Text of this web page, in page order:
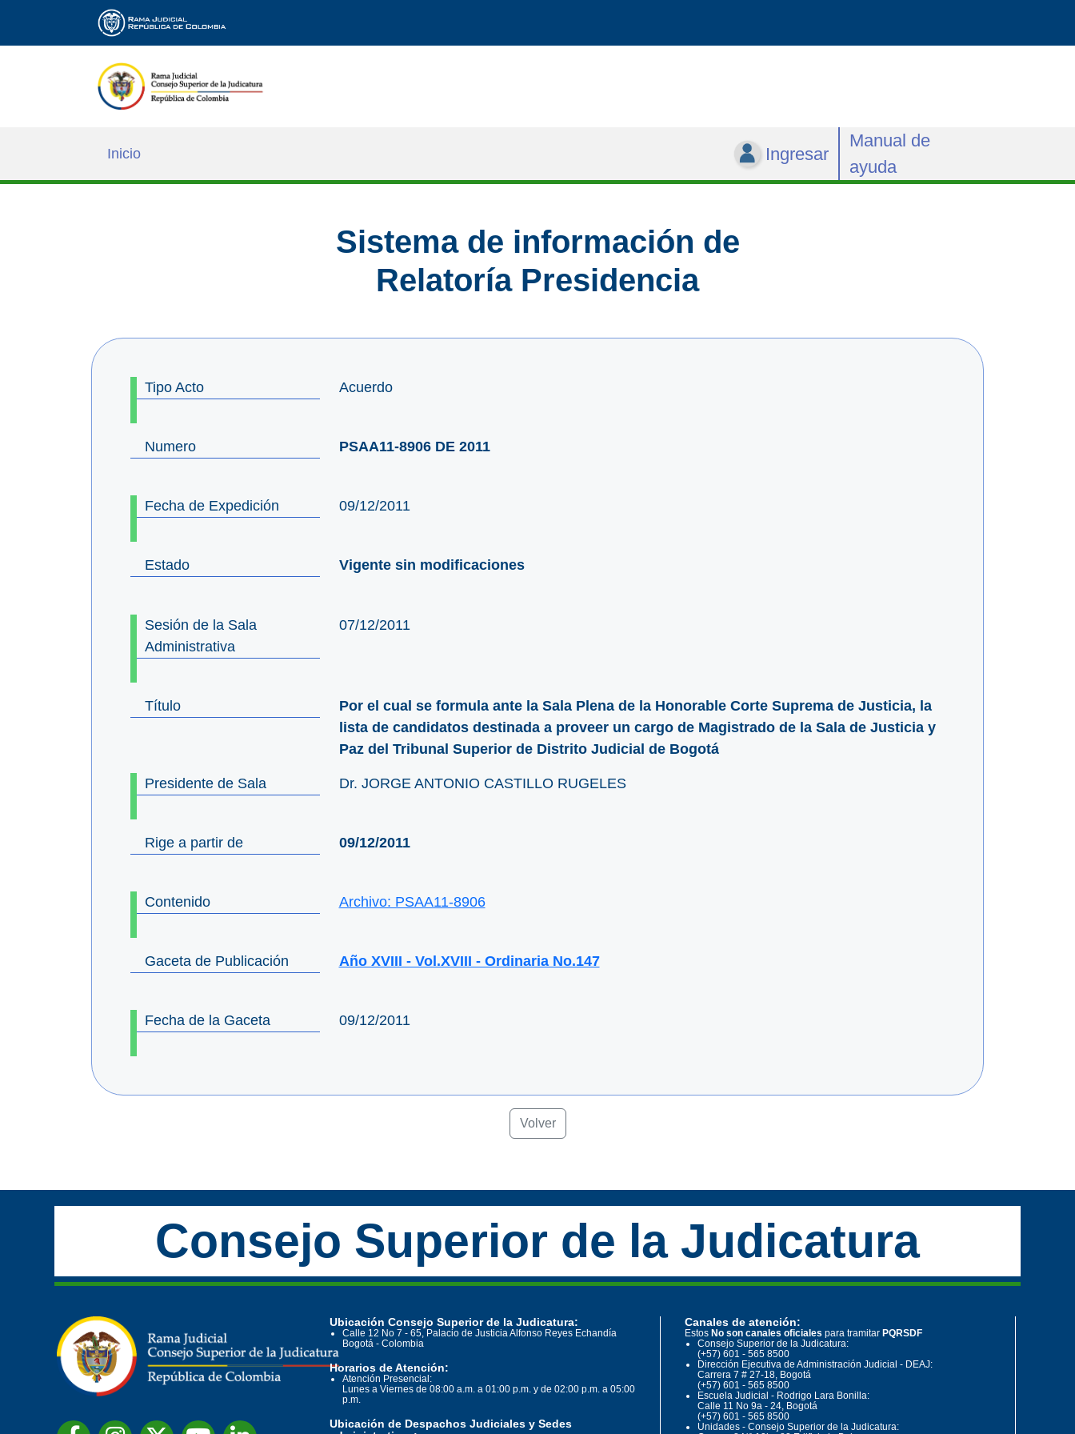
Inicio Ingresar
Manual de
ayuda
Sistema de información de
Relatoría Presidencia
Tipo Acto Acuerdo
Numero PSAA11-8906 DE 2011
Fecha de Expedición 09/12/2011
Estado Vigente sin modificaciones
Sesión de la Sala
Administrativa
07/12/2011
Título
Por el cual se formula ante la Sala Plena de la Honorable Corte Suprema de Justicia, la
lista de candidatos destinada a proveer un cargo de Magistrado de la Sala de Justicia y
Paz del Tribunal Superior de Distrito Judicial de Bogotá
Presidente de Sala Dr. JORGE ANTONIO CASTILLO RUGELES
Rige a partir de 09/12/2011
Contenido Archivo: PSAA11-8906
Gaceta de Publicación Año XVIII - Vol.XVIII - Ordinaria No.147
Fecha de la Gaceta 09/12/2011
Volver
Consejo Superior de la Judicatura
Ubicación Consejo Superior de la Judicatura:
Calle 12 No 7 - 65, Palacio de Justicia Alfonso Reyes Echandía
Bogotá - Colombia
Horarios de Atención:
Atención Presencial:
Lunes a Viernes de 08:00 a.m. a 01:00 p.m. y de 02:00 p.m. a 05:00
p.m.
Ubicación de Despachos Judiciales y Sedes
Canales de atención:
Estos No son canales oficiales para tramitar PQRSDF
Consejo Superior de la Judicatura:
(+57) 601 - 565 8500
Dirección Ejecutiva de Administración Judicial - DEAJ:
Carrera 7 # 27-18, Bogotá
(+57) 601 - 565 8500
Escuela Judicial - Rodrigo Lara Bonilla:
Calle 11 No 9a - 24, Bogotá
(+57) 601 - 565 8500
Unidades - Consejo Superior de la Judicatura: